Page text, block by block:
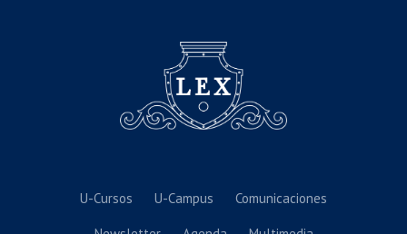
U-Cursos U-Campus Comunicaciones